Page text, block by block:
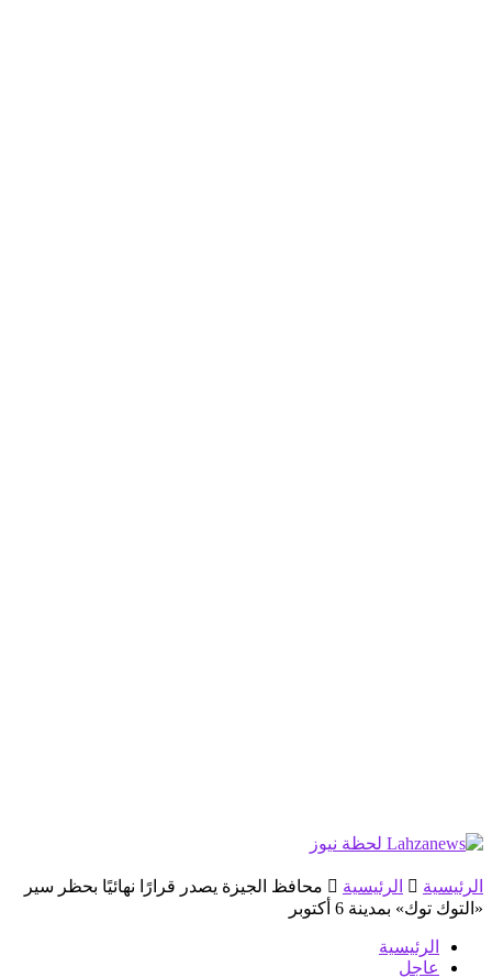
الرئيسية الرئيسية
محافظ الجيزة يصدر قرارًا نهائيًا بحظر سير
«التوك توك» بمدينة 6 أكتوبر
الرئيسية
عاجل